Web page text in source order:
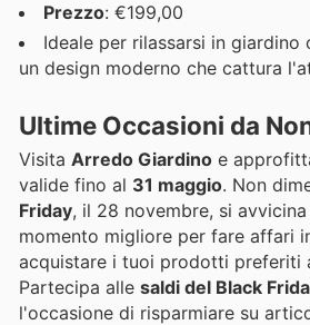
Prezzo: €199,00
Ideale per rilassarsi in
un design moderno che cattura
Ultime Occasioni da
Visita Arredo Giardino e
valide fino al 31 maggio. Non
Friday, il 28 novembre, si
momento migliore per fare affari
acquistare i tuoi prodotti preferiti
Partecipa alle saldi del Black
l'occasione di risparmiare su